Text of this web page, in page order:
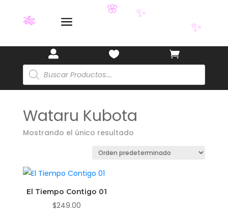
a
 

Búsqueda
de
productos
Wataru Kubota
Mostrando el único resultado
El Tiempo Contigo 01
$249.00